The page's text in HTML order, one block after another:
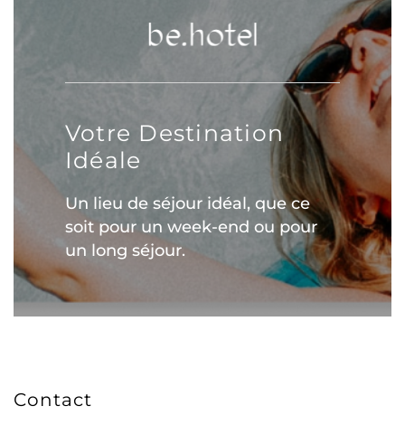
Votre Destination
Idéale
Un lieu de séjour idéal, que ce
soit pour un week-end ou pour
un long séjour.
Contact